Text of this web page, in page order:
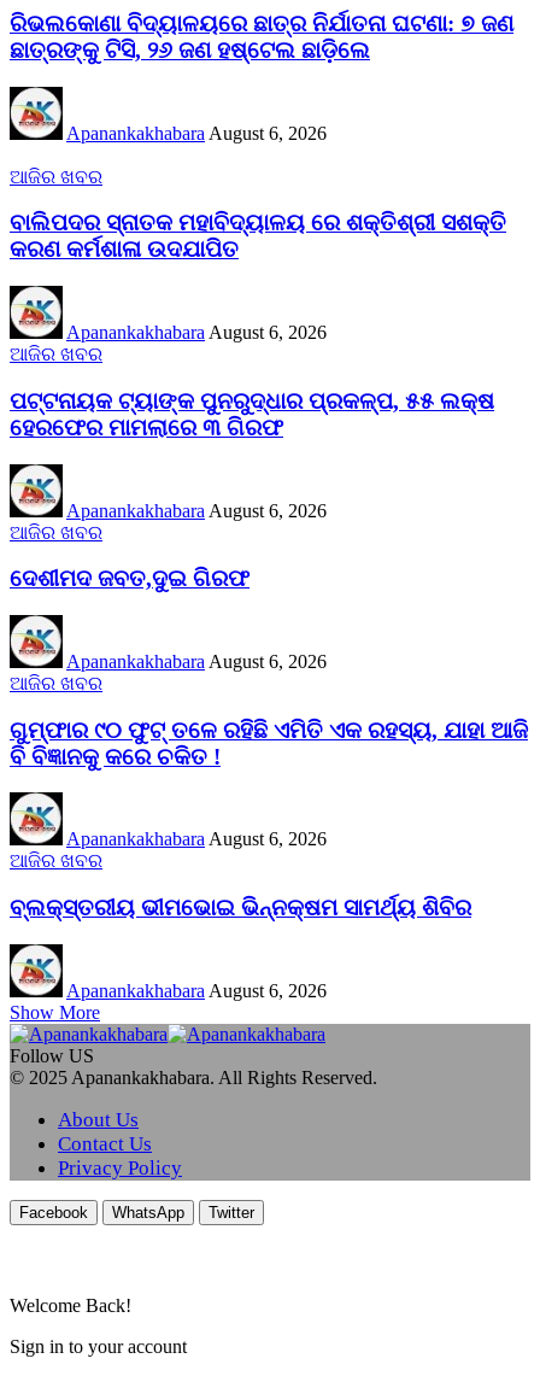
ରିଭଲକୋଣା ବିଦ୍ୟାଳୟରେ ଛାତ୍ର ନିର୍ଯାତନା ଘଟଣା: ୭ ଜଣ
ଛାତ୍ରଙ୍କୁ ଟିସି, ୨୬ ଜଣ ହଷ୍ଟେଲ ଛାଡ଼ିଲେ
Apanankakhabara August 6, 2026
ଆଜିର ଖବର
ବାଲିପଦର ସ୍ନାତକ ମହାବିଦ୍ୟାଳୟ ରେ ଶକ୍ତିଶ୍ରୀ ସଶକ୍ତି
କରଣ କର୍ମଶାଳା ଉଦଯାପିତ
Apanankakhabara August 6, 2026
ଆଜିର ଖବର
ପଟ୍ଟନାୟକ ଟ୍ୟାଙ୍କ ପୁନରୁଦ୍ଧାର ପ୍ରକଳ୍ପ, ୫୫ ଲକ୍ଷ
ହେରଫେର ମାମଲାରେ ୩ ଗିରଫ
Apanankakhabara August 6, 2026
ଆଜିର ଖବର
ଦେଶୀମଦ ଜବତ,ଦୁଇ ଗିରଫ
Apanankakhabara August 6, 2026
ଆଜିର ଖବର
ଗୁମ୍ଫାର ୯୦ ଫୁଟ୍ ତଳେ ରହିଛି ଏମିତି ଏକ ରହସ୍ୟ, ଯାହା ଆଜି
ବି ବିଜ୍ଞାନକୁ କରେ ଚକିତ !
ApanankakhabaraAugust 6, 2026
ଆଜିର ଖବର
ବ୍ଲକ୍‌ସ୍ତରୀୟ ଭୀମଭୋଇ ଭିନ୍ନକ୍ଷମ ସାମର୍ଥ୍ୟ ଶିବିର
Apanankakhabara August 6, 2026
Show More
Follow US
© 2025 Apanankakhabara. All Rights Reserved.
About Us
Contact Us
Privacy Policy
Facebook WhatsApp Twitter
Welcome Back!
Sign in to your account